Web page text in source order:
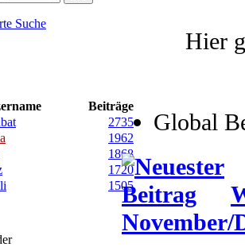
Suche
Beiträge
2735
1962
1868
1720
1505
Hier
Global
November/